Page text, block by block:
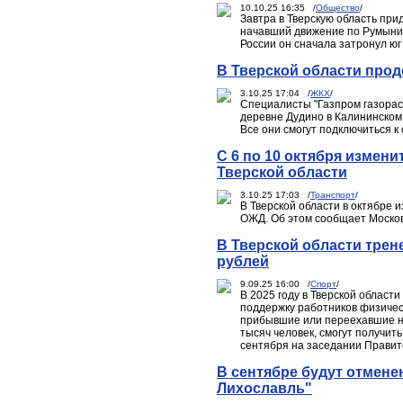
10.10.25 16:35 /Общество/
Завтра в Тверскую область
начавший движение по
России он сначала затронул
В Тверской области
3.10.25 17:04 /ЖКХ/
Специалисты "Газпром
деревне Дудино в
Все они смогут подключиться
С 6 по 10 октября
Тверской области
3.10.25 17:03 /Транспорт/
В Тверской области в октябре
ОЖД. Об этом сообщает
В Тверской области
рублей
9.09.25 16:00 /Спорт/
В 2025 году в Тверской
поддержку работников
прибывшие или переехавшие
тысяч человек, смогут
сентября на заседании
В сентябре будут
Лихославль"